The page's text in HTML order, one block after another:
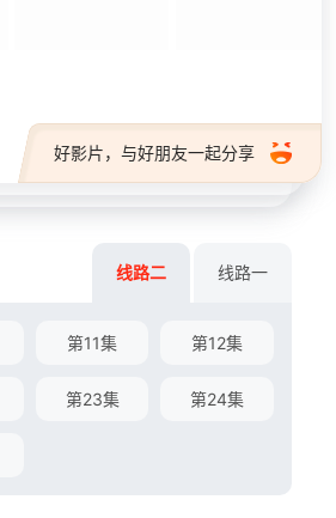
好影片，与好朋友一起分享
线路二 线路一
第11集 第12集
第23集 第24集